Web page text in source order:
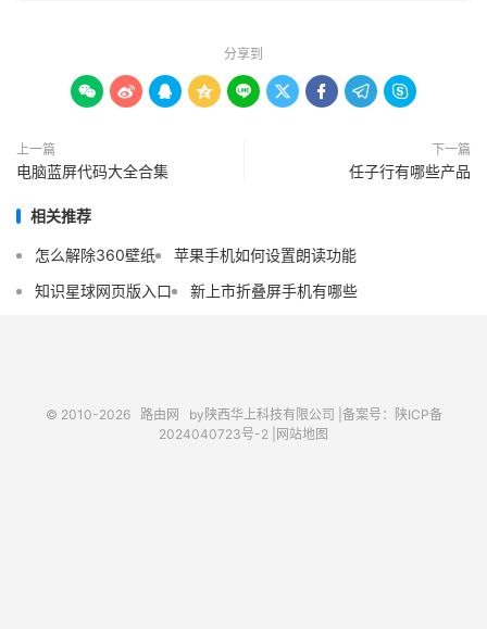
分享到
        
上一篇
电脑蓝屏代码大全合集
下一篇
任子行有哪些产品
相关推荐
怎么解除360壁纸
苹果手机如何设置朗读功能
知识星球网页版入口
新上市折叠屏手机有哪些
© 2010-2026 路由网 by陕西华上科技有限公司 | 备案号：陕ICP备
2024040723号-2 | 网站地图